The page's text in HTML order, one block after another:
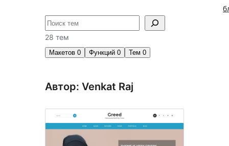
Поиск
28 тем
Макетов 0 Функций 0 Тем 0
Автор: Venkat Raj